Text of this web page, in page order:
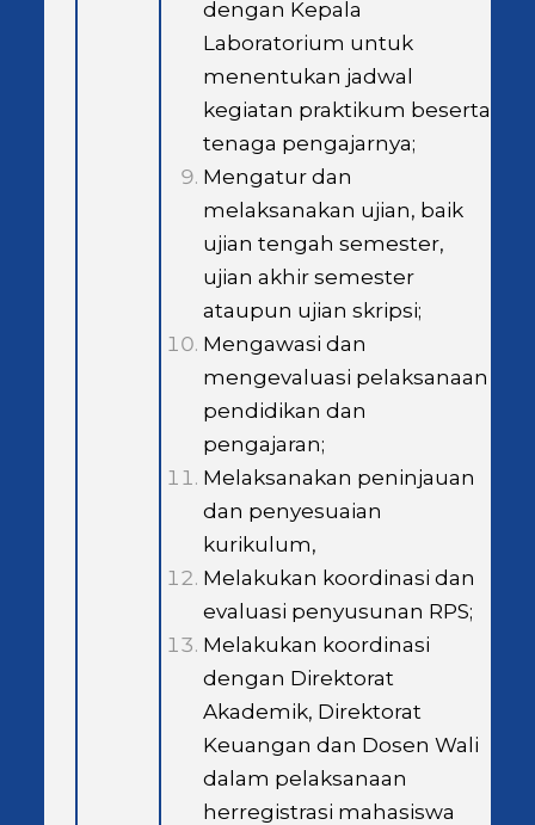
dengan Kepala
Laboratorium untuk
menentukan jadwal
kegiatan praktikum beserta
tenaga pengajarnya;
Mengatur dan
melaksanakan ujian, baik
ujian tengah semester,
ujian akhir semester
ataupun ujian skripsi;
Mengawasi dan
mengevaluasi pelaksanaan
pendidikan dan
pengajaran;
Melaksanakan peninjauan
dan penyesuaian
kurikulum,
Melakukan koordinasi dan
evaluasi penyusunan RPS;
Melakukan koordinasi
dengan Direktorat
Akademik, Direktorat
Keuangan dan Dosen Wali
dalam pelaksanaan
herregistrasi mahasiswa